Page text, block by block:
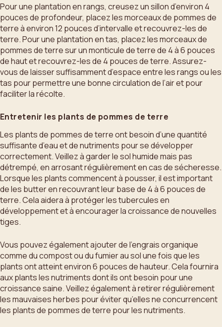
Pour une plantation en rangs, creusez un sillon d’environ 4
pouces de profondeur, placez les morceaux de pommes de
terre à environ 12 pouces d’intervalle et recouvrez-les de
terre. Pour une plantation en tas, placez les morceaux de
pommes de terre sur un monticule de terre de 4 à 6 pouces
de haut et recouvrez-les de 4 pouces de terre. Assurez-
vous de laisser suffisamment d’espace entre les rangs ou les
tas pour permettre une bonne circulation de l’air et pour
faciliter la récolte.
Entretenir les plants de pommes de terre
Les plants de pommes de terre ont besoin d’une quantité
suffisante d’eau et de nutriments pour se développer
correctement. Veillez à garder le sol humide mais pas
détrempé, en arrosant régulièrement en cas de sécheresse.
Lorsque les plants commencent à pousser, il est important
de les butter en recouvrant leur base de 4 à 6 pouces de
terre. Cela aidera à protéger les tubercules en
développement et à encourager la croissance de nouvelles
tiges.
Vous pouvez également ajouter de l’engrais organique
comme du compost ou du fumier au sol une fois que les
plants ont atteint environ 6 pouces de hauteur. Cela fournira
aux plants les nutriments dont ils ont besoin pour une
croissance saine. Veillez également à retirer régulièrement
les mauvaises herbes pour éviter qu’elles ne concurrencent
les plants de pommes de terre pour les nutriments.